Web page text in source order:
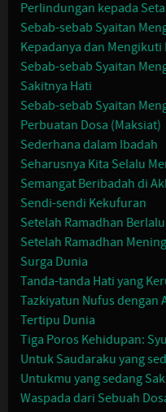
Perlindungan kepada
Sebab-sebab Syaitan
Kepadanya dan
Sebab-sebab Syaitan
Sakitnya Hati
Sebab-sebab Syaitan
Perbuatan Dosa (Maksiat)
Sederhana dalam Ibadah
Seharusnya Kita Selalu
Semangat Beribadah di
Sendi-sendi Kekufuran
Setelah Ramadhan Berlalu
Setelah Ramadhan
Surga Dunia
Tanda-tanda Hati yang
Tazkiyatun Nufus dengan
Tertipu Dunia
Tiga Poros Kehidupan:
Untuk Saudaraku yang
Untukmu yang sedang
Waspada dari Sebuah